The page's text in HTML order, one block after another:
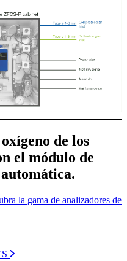
de los
el módulo de
la gama de analizadores de